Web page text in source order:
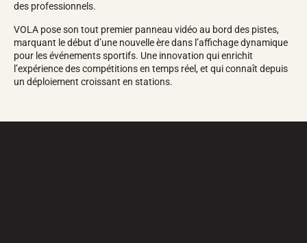
des professionnels.
VOLA pose son tout premier panneau vidéo au bord des pistes,
marquant le début d’une nouvelle ère dans l’affichage dynamique
pour les événements sportifs. Une innovation qui enrichit
l’expérience des compétitions en temps réel, et qui connaît depuis
un déploiement croissant en stations.